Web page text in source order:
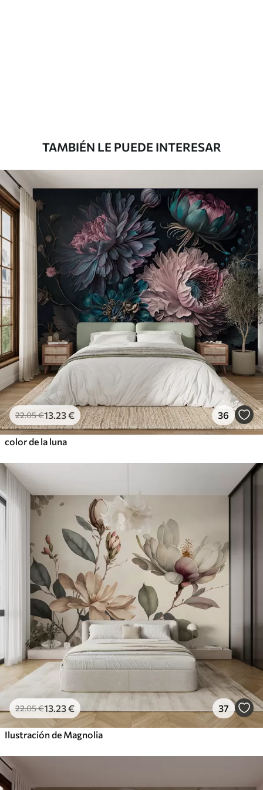
TAMBIÉN LE PUEDE INTERESAR
22.05€13.23€ 36
color de la luna
22.05€13.23€ 37
Ilustración de Magnolia